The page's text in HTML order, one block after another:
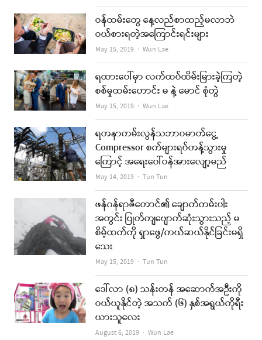
ဝန်ထမ်းတွေ နေ့လည်စာထည့်မလာဘဲ
ဝယ်စားရတဲ့အကြောင်းရင်းများ
May 15, 2019 Author
Wun Lae
ရထားပေါ်မှာ လက်ထပ်ထိမ်းမြားခဲ့ကြတဲ့
စစ်မှုထမ်းဟောင်း မ နဲ့ မောင် စုံတွဲ
May 15, 2019 Author
Wun Lae
ရတနာကမ်းလွန်သဘာဝဓာတ်ငွေ့
Compressor စက်များရပ်တန့်သွားမှု
ကြောင့် အရေးပေါ်ဝန်အားလျော့မည်
May 14, 2019 Author
Tun Tun
ဖန်ဂန်ရာဇီတောင်၏ ချောက်ကမ်းပါး
အတွင်း ပြုတ်ကျပျောက်ဆုံးသွားသည့် မ
စိမ့်ထက်ကို ရှာဖွေ/ကယ်ဆယ်နိုင်ခြင်းမရှိ
သေး
May 15, 2019 Author
Tun Tun
ဒေါ်လာ (၈) သန်းတန် အဆောက်အဦးကို
ဝယ်ယူနိုင်တဲ့ အသက် (၆) နှစ်အရွယ်ကိုရီး
ယားသူလေး
August 6, 2019 Author
Wun Lae